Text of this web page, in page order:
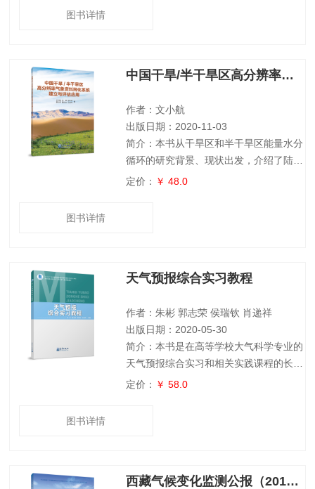
特征下的雷电灾害风险评价模型，实现人
风险等级，实现贵州省雷电灾害风险区
划。本书可
图书详情
中国干旱/半干旱区高分辨率气象资料同化系统建立与评估应用
作者：文小航
出版日期：2020-11-03
简介：本书从干旱区和半干旱区能量水分
循环的研究背景、现状出发，介绍了陆气
耦合数值模拟和非均匀下垫面上进行资料
证，揭示干旱/半干旱区不同下垫面水热
征。本书内容丰富新颖、资料翔实、图文
并茂、科学严谨
定价： ￥ 48.0
图书详情
天气预报综合实习教程
作者：朱彬 郭志荣 侯瑞钦 肖递祥
出版日期：2020-05-30
简介：本书是在高等学校大气科学专业的
天气预报综合实习和相关实践课程的长期
教学经验基础上总结编写而成的,主要内
点和难点内容设置了实习和练习,综合性
定价： ￥ 58.0
图书详情
西藏气候变化监测公报（2019年）